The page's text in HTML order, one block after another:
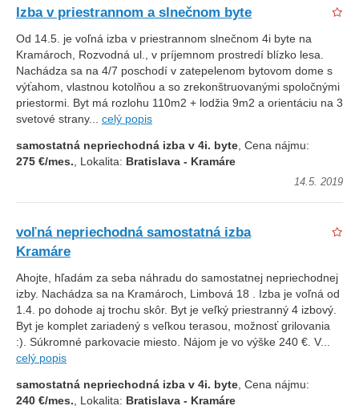
Izba v priestrannom a slnečnom byte
Od 14.5. je voľná izba v priestrannom slnečnom 4i byte na
Kramároch, Rozvodná ul., v príjemnom prostredí blízko lesa.
Nachádza sa na 4/7 poschodí v zatepelenom bytovom dome s
výťahom, vlastnou kotolňou a so zrekonštruovanými spoločnými
priestormi. Byt má rozlohu 110m2 + lodžia 9m2 a orientáciu na 3
svetové strany... celý popis
samostatná nepriechodná izba v 4i. byte, Cena nájmu:
275 €/mes., Lokalita: Bratislava - Kramáre
14.5. 2019
voľná nepriechodná samostatná izba
Kramáre
Ahojte, hľadám za seba náhradu do samostatnej nepriechodnej
izby. Nachádza sa na Kramároch, Limbová 18 . Izba je voľná od
1.4. po dohode aj trochu skôr. Byt je veľký priestranný 4 izbový.
Byt je komplet zariadený s veľkou terasou, možnosť grilovania
:). Súkromné parkovacie miesto. Nájom je vo výške 240 €. V...
celý popis
samostatná nepriechodná izba v 4i. byte, Cena nájmu:
240 €/mes., Lokalita: Bratislava - Kramáre